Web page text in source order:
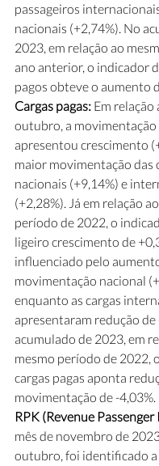
passageiros
nacionais (+2,74%). No
2023, em relação ao
ano anterior, o indicador
pagos obteve o aumento
Cargas pagas: Em relação
outubro, a movimentação
apresentou crescimento
maior movimentação das
nacionais (+9,14%) e
(+2,28%). Já em relação
período de 2022, o
ligeiro crescimento de
influenciado pelo
movimentação nacional
enquanto as cargas
apresentaram redução de
acumulado de 2023, em
mesmo período de 2022,
cargas pagas aponta
movimentação de -4,03%.
RPK (Revenue
mês de novembro de
outubro, foi identificado a